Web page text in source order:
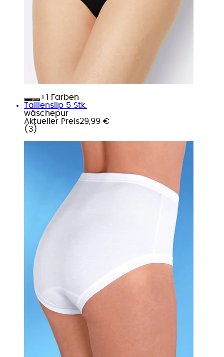
+
Farben
Taillenslip 5 Stk.
wäschepur
Aktueller Preis29,99 €
( 3 )